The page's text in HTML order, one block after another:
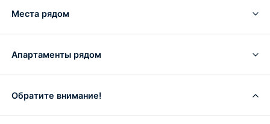
Места рядом
Апартаменты рядом
Обратите внимание!